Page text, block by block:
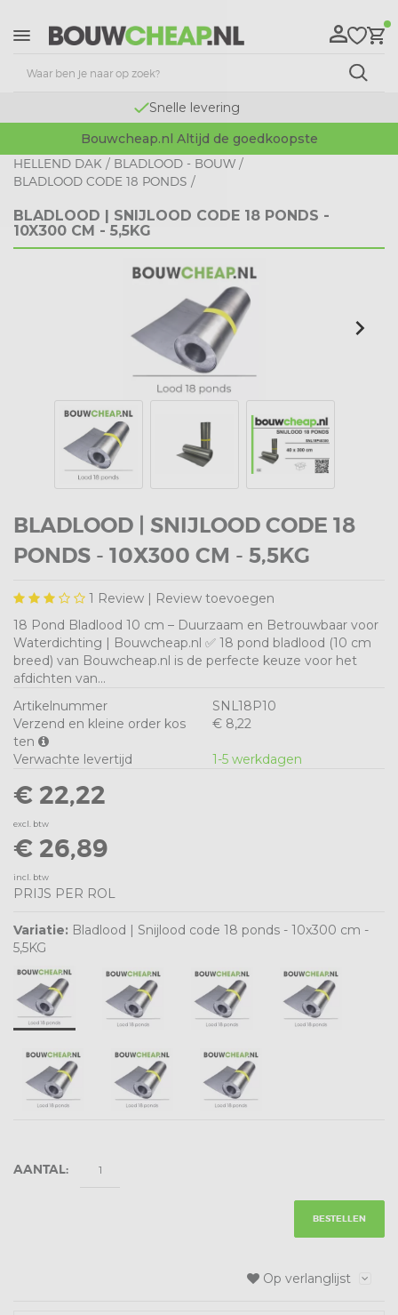
Snelle levering
Bouwcheap.nl Altijd de goedkoopste
HELLEND DAK / BLADLOOD - BOUW /
BLADLOOD CODE 18 PONDS /
BLADLOOD | SNIJLOOD CODE 18 PONDS -
10X300 CM - 5,5KG
BLADLOOD | SNIJLOOD CODE 18
PONDS - 10X300 CM - 5,5KG
1 Review | Review toevoegen
18 Pond Bladlood 10 cm – Duurzaam en Betrouwbaar voor
Waterdichting | Bouwcheap.nl ✅ 18 pond bladlood (10 cm
breed) van Bouwcheap.nl is de perfecte keuze voor het
afdichten van...
Artikelnummer
SNL18P10
Verzend en kleine order kos
ten
€ 8,22
Verwachte levertijd 1-5 werkdagen
€ 22,22
excl. btw
€ 26,89
incl. btw
PRIJS PER ROL
Variatie: Bladlood | Snijlood code 18 ponds - 10x300 cm -
5,5KG
AANTAL:
BESTELLEN
Op verlanglijst